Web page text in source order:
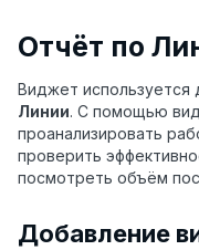
Отчёт по
Виджет используется
Линии. С помощью
проанализировать
проверить
посмотреть объём
Добавление